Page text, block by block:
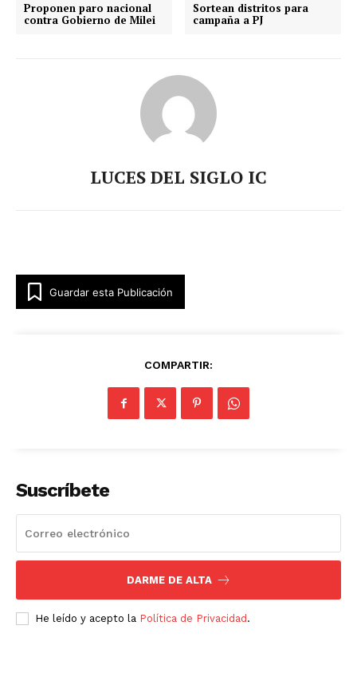
Luces
Nosotros
Mi cuenta
Proponen paro nacional
contra Gobierno de Milei
Sortean distritos para
campaña a PJ
LUCES DEL SIGLO IC
Guardar esta Publicación
COMPARTIR:
Suscríbete
DARME DE ALTA
He leído y acepto la Política de Privacidad .